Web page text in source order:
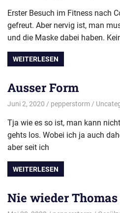
Erster Besuch im Fitness nach
gefreut. Aber nervig ist, man
und die Maske dabei haben.
WEITERLESEN
Ausser Form
Juni 2, 2020 pepperstorm
Tja wie es so ist, man kann
gehts los. Wobei ich ja auch
aber seit ich
WEITERLESEN
Nie wieder